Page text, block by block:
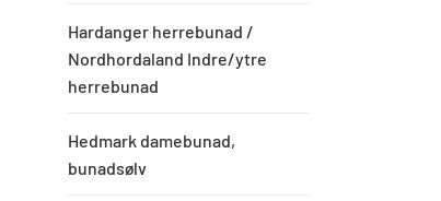
Hardanger herrebunad /
Nordhordaland Indre/ytre
herrebunad
Hedmark damebunad,
bunadsølv